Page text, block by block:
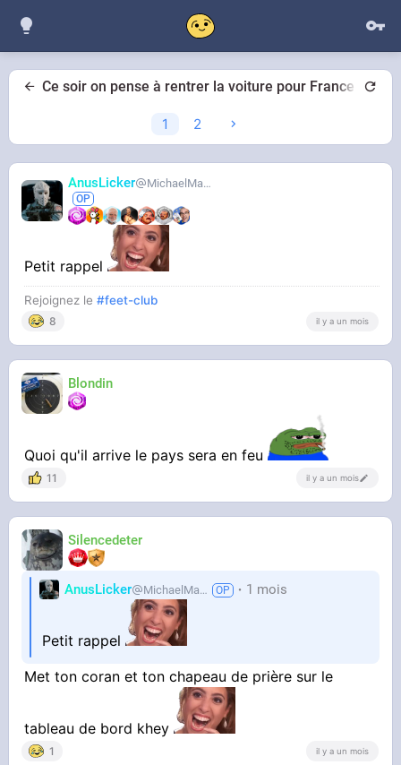
Ce soir on pense à rentrer la voiture pour France maroc
1 2
AnusLicker MichaelMann
Petit rappel
Rejoignez le#feet-club
8 il y a un mois
Blondin
Quoi qu'il arrive le pays sera en feu
11 il y a un mois
Silencedeter
AnusLicker MichaelMann 1 mois
Petit rappel
Met ton coran et ton chapeau de prière sur le
tableau de bord khey
1 il y a un mois